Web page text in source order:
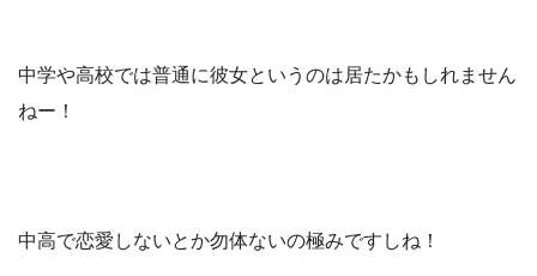
中学や高校では普通に彼女というのは居たかもしれません
ねー！
中高で恋愛しないとか勿体ないの極みですしね！